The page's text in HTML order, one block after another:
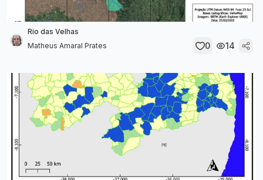
Rio das Velhas
Matheus Amaral Prates
0 14